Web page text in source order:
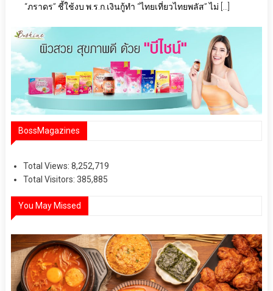
“ภราดร” ชี้ใช้งบ พ.ร.ก.เงินกู้ทำ “ไทยเที่ยวไทยพลัส” ไม่ […]
BossMagazines
Total Views: 8,252,719
Total Visitors: 385,885
You May Missed